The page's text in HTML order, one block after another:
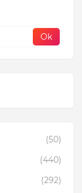
(50)
(440)
(292)